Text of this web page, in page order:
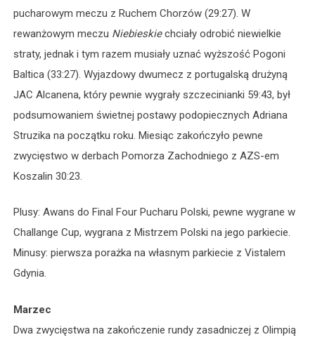
pucharowym meczu z Ruchem Chorzów (29:27). W
rewanżowym meczu Niebieskiechciały odrobić niewielkie
straty, jednak i tym razem musiały uznać wyższość Pogoni
Baltica (33:27). Wyjazdowy dwumecz z portugalską drużyną
JAC Alcanena, który pewnie wygrały szczecinianki 59:43, był
podsumowaniem świetnej postawy podopiecznych Adriana
Struzika na początku roku. Miesiąc zakończyło pewne
zwycięstwo w derbach Pomorza Zachodniego z AZS-em
Koszalin 30:23.
Plusy: Awans do Final Four Pucharu Polski, pewne wygrane w
Challange Cup, wygrana z Mistrzem Polski na jego parkiecie.
Minusy: pierwsza porażka na własnym parkiecie z Vistalem
Gdynia.
Marzec
Dwa zwycięstwa na zakończenie rundy zasadniczej z Olimpią